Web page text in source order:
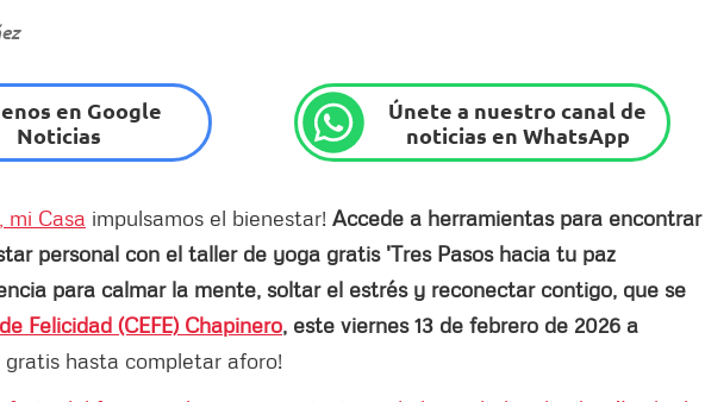
en Google
Noticias
Únete a nuestro canal de
noticias en WhatsApp
mi Casa impulsamos el bienestar! Accede a herramientas para encontrar
personal con el taller de yoga gratis 'Tres Pasos hacia tu paz
para calmar la mente, soltar el estrés y reconectar contigo, que se
Felicidad (CEFE) Chapinero, este viernes 13 de febrero de 2026 a
gratis hasta completar aforo!